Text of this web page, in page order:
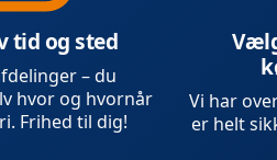
tid og sted
– du
hvor og hvornår
Frihed til dig!
Vi har
er helt